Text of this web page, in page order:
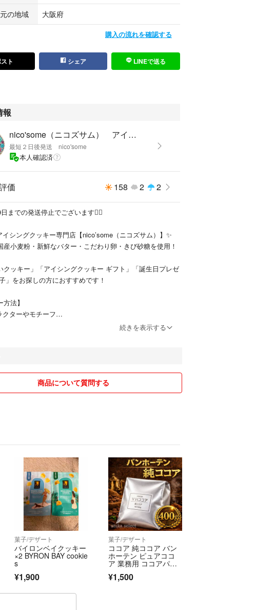
ン】
キャラクター ¥800〜
サイズにより変動
】※ご購入前にご確認ください
破損が起こる可能性がございますが、返品・返金・交換は
については責任を負いかねます
】
麦粉（国産）、バター、砂糖、卵、乾燥卵白、着色料、竹
製造日より2週間
第受付終了となります
間に埋まる可能性もあるため
の地域
大阪府
購入の流れを確認する
ト シェア LINEで送る
報
nico'some（ニコズサム） アイシングクッキーshop
最短２日後発送 nico'some
本人確認済
価 158 2 2
までの発送停止でございます🙇‍♀️
イシングクッキー専門店【nico’some（ニコズサム）】✨
産小麦粉・新鮮なバター・こだわり卵・きび砂糖を使用！
クッキー」「アイシングクッキー ギフト」「誕生日プレゼ
」をお探しの方におすすめです！
方法】
ターやモチーフ
、ハート、お花など)
だけで大丈夫です🙆‍♀️
都道府県
メントにお願いします✨
キャラクター ¥800〜
キー ¥400〜
プレート ¥800〜
〜
サイズにより料金が変動します
必ずご確認ください
の場合はお急ぎ代で
続きを表示する
商品について質問する
菓子/デザート
バイロンベイクッキー
×2 BYRON BAY cookie
s
¥1,900
菓子/デザート
ココア 純ココア バン
ホーテン ピュアココ
ア 業務用 ココアパウ
ェノール 製菓 お菓子
¥1,500